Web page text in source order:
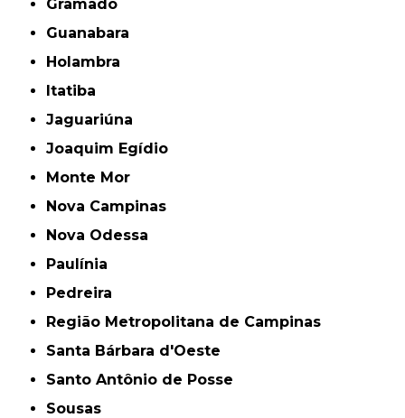
Gramado
Guanabara
Holambra
Itatiba
Jaguariúna
Joaquim Egídio
Monte Mor
Nova Campinas
Nova Odessa
Paulínia
Pedreira
Região Metropolitana de Campinas
Santa Bárbara d'Oeste
Santo Antônio de Posse
Sousas